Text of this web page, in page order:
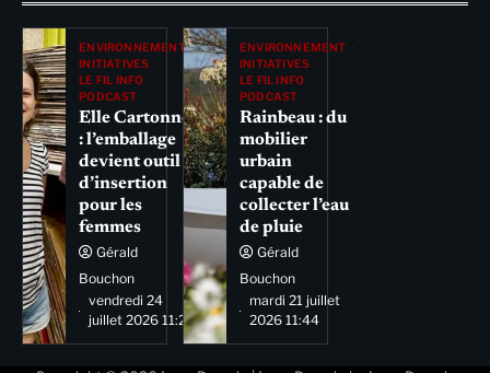
ENVIRONNEMENT
INITIATIVES
LE FIL INFO
PODCAST
Elle Cartonne
: l’emballage
devient outil
d’insertion
pour les
femmes
Gérald
Bouchon
vendredi 24
juillet 2026 11:29
ENVIRONNEMENT
INITIATIVES
LE FIL INFO
PODCAST
Rainbeau : du
mobilier
urbain
capable de
collecter l’eau
de pluie
Gérald
Bouchon
mardi 21 juillet
2026 11:44